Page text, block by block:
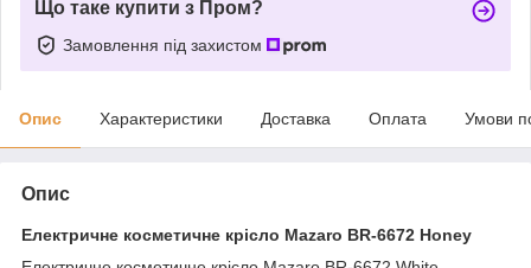
Що таке купити з Пром?
Замовлення під захистом
Опис Характеристики Доставка Оплата Умови
Опис
Електричне косметичне крісло Mazaro BR-6672 Honey